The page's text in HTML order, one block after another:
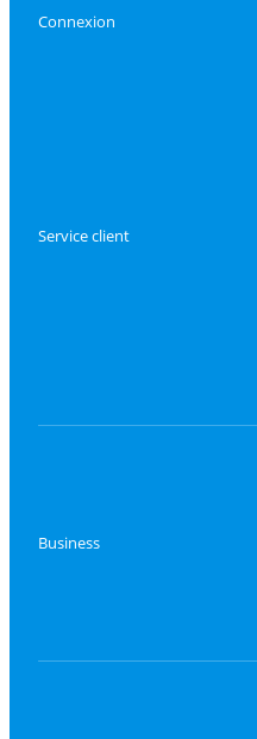
Connexion
Service client
Business